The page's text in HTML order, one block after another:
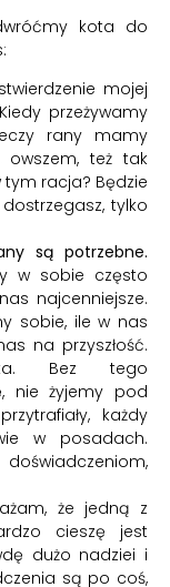
kota do
mojej
przeżywamy
rany mamy
też tak
tym racja? Będzie
tylko
są potrzebne.
w sobie często
najcenniejsze.
sobie, ile w nas
na przyszłość.
Bez tego
nie żyjemy pod
każdy
w posadach.
że jedną z
cieszę jest
dużo nadziei i
są po coś,